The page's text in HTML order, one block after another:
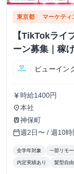
東京都 マーケティ
【TikTokライ
ーン募集｜稼
ビューイン
currency_yen 時給1400円
place本社
train神保町
calendar_today週2日〜 / 週10時
全学年対象 一部リモ
内定実績あり 髪型自由